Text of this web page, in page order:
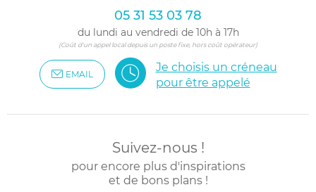
05 31 53 03 78
du lundi au vendredi de 10h à 17h
(Coût d'un appel local depuis un poste fixe, hors coût opérateur)
EMAIL
Je choisis un créneau
pour être appelé
Suivez-nous !
pour encore plus d'inspirations
et de bons plans !